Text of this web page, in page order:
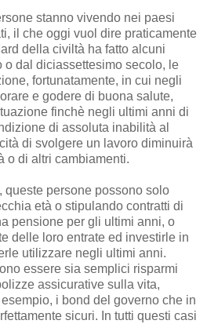
stanno vivendo nei paesi
il che oggi vuol dire praticamente
della civiltà ha fatto alcuni
o dal diciassettesimo secolo, le
fortunatamente, in cui negli
e godere di buona salute,
finchè negli ultimi anni di
di assoluta inabilità al
di svolgere un lavoro diminuirà
o di altri cambiamenti.
persone possono solo
età o stipulando contratti di
pensione per gli ultimi anni, o
delle loro entrate ed investirle in
utilizzare negli ultimi anni.
essere sia semplici risparmi
assicurative sulla vita,
i bond del governo che in
sicuri. In tutti questi casi